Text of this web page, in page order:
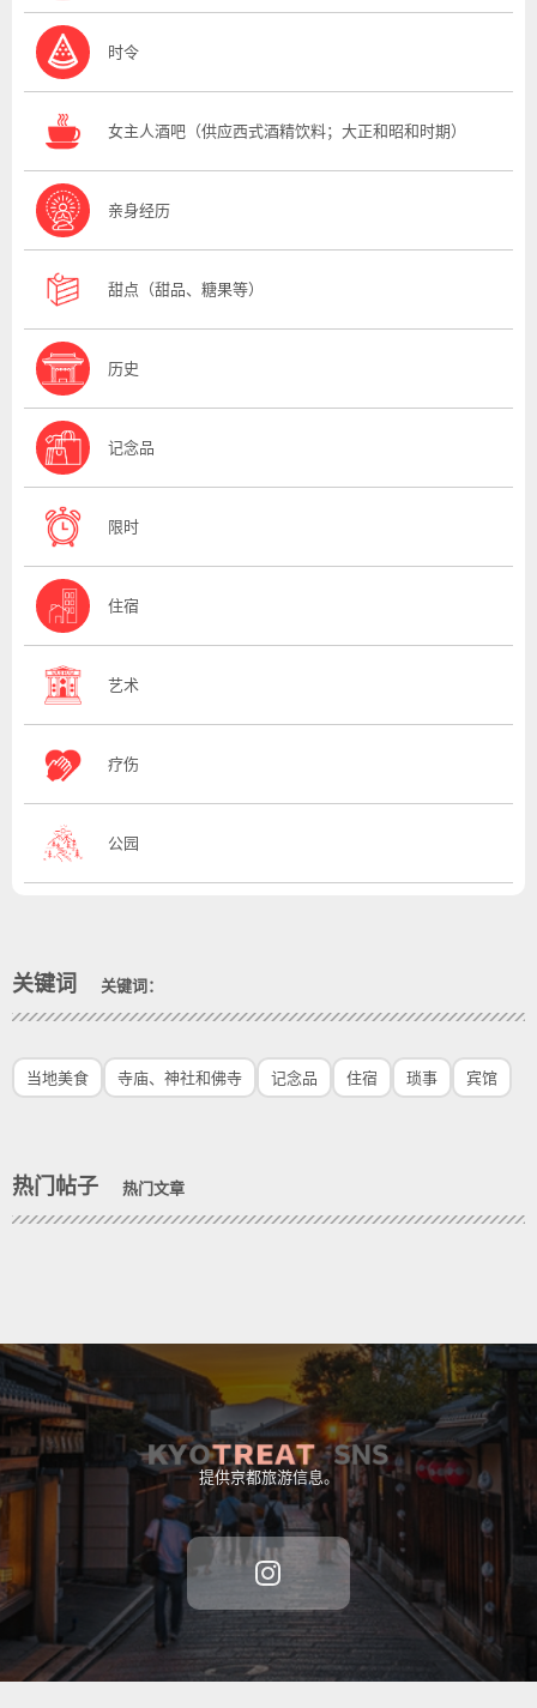
时令
女主人酒吧（供应西式酒精饮料；大正和昭和时期）
亲身经历
甜点（甜品、糖果等）
历史
记念品
限时
住宿
艺术
疗伤
公园
关键词 关键词：
当地美食 寺庙、神社和佛寺 记念品 住宿 琐事 宾馆
热门帖子 热门文章
提供京都旅游信息。